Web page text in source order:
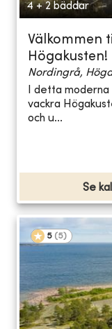
4 + 2 bäddar
Välkommen
Högakusten!
Nordingrå,
I detta moderna
vackra
och u...
Se
5 (5)